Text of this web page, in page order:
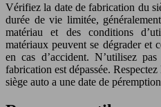
Vérifiez la date de fabrication du
durée de vie limitée,
matériau et des conditions
matériaux peuvent se dégrader et
en cas d’accident. N’utilisez
fabrication est dépassée.
siège auto a une date de